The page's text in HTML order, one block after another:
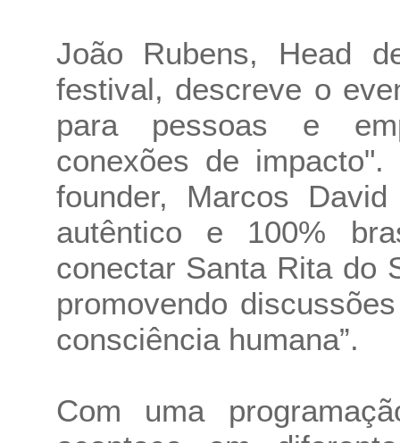
João Rubens, Head
festival, descreve o
para pessoas e
conexões de
founder, Marcos
autêntico e 100%
conectar Santa Rita do
promovendo
consciência humana”.
Com uma